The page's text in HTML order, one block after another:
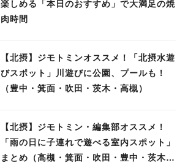
楽しめる「本日のおすすめ」で大満足の焼
肉時間
【北摂】ジモトミンオススメ！「北摂水遊
びスポット」川遊びに公園、プールも！
（豊中・箕面・吹田・茨木・高槻）
【北摂】ジモトミン・編集部オススメ！
「雨の日に子連れで遊べる室内スポット」
まとめ（高槻・箕面・吹田・豊中・茨木・